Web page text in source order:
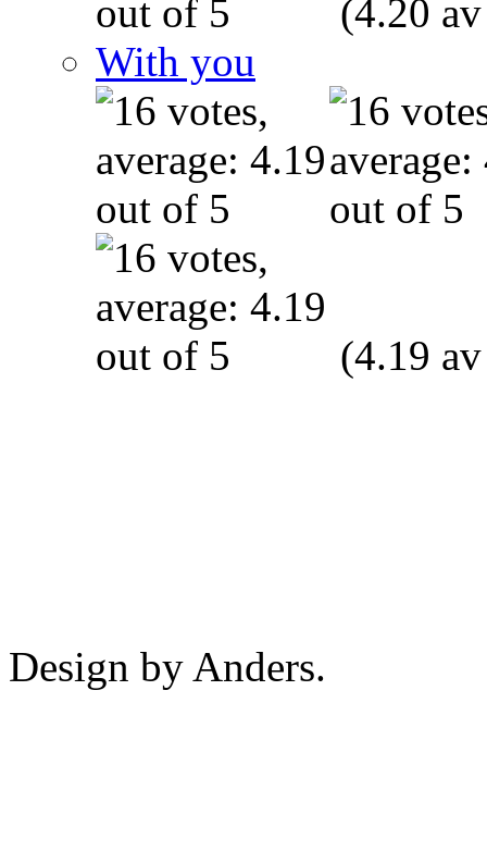
(4.20
With you
(4.19
Design by Anders.